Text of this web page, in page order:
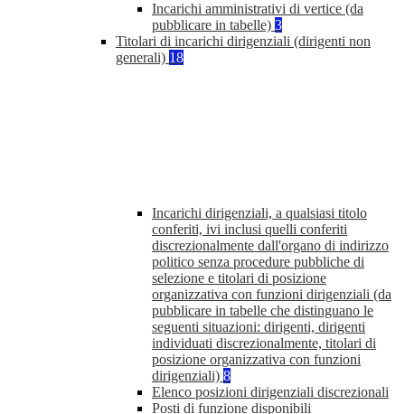
Incarichi amministrativi di vertice (da
pubblicare in tabelle) 3
Titolari di incarichi dirigenziali (dirigenti non
generali) 18
Incarichi dirigenziali, a qualsiasi titolo
conferiti, ivi inclusi quelli conferiti
discrezionalmente dall'organo di indirizzo
politico senza procedure pubbliche di
selezione e titolari di posizione
organizzativa con funzioni dirigenziali (da
pubblicare in tabelle che distinguano le
seguenti situazioni: dirigenti, dirigenti
individuati discrezionalmente, titolari di
posizione organizzativa con funzioni
dirigenziali) 8
Elenco posizioni dirigenziali discrezionali
Posti di funzione disponibili